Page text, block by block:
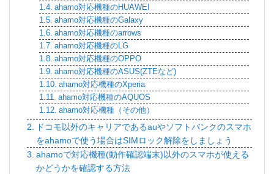
ahamo対応機種のHUAWEI
ahamo対応機種のGalaxy
ahamo対応機種のarrows
ahamo対応機種のLG
ahamo対応機種のOPPO
ahamo対応機種のASUS(ZTEなど)
ahamo対応機種のXperia
ahamo対応機種のAQUOS
ahamo対応機種（その他）
ドコモ以外のキャリアであるauやソフトバンクのスマホ
をahamoで使う場合はSIMロック解除をしましょう
ahamoで対応機種(動作確認端末)以外のスマホが使える
かどうかを確認する方法